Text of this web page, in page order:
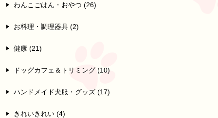
わんこごはん・おやつ (26)
お料理・調理器具 (2)
健康 (21)
ドッグカフェ＆トリミング (10)
ハンドメイド犬服・グッズ (17)
きれいきれい (4)